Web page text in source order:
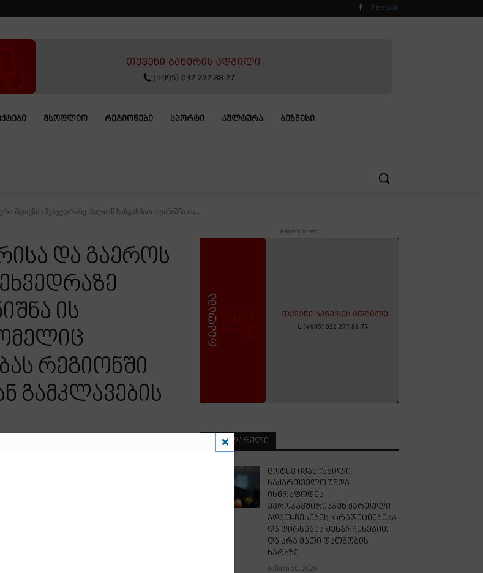
Facebook
ᲛᲡᲝᲤᲚᲘᲝ ᲠᲔᲒᲘᲝᲜᲔᲑᲘ ᲡᲞᲝᲠᲢᲘ ᲙᲣᲚᲢᲣᲠᲐ ᲑᲘᲖᲜᲔᲡᲘ
მდივნის შეხვედრაზე ძალიან ხაზგასმით აღინიშნა ის...
და გაეროს
ის
რეგიონში
გამკლავების
- Advertisment -
ᲞᲝᲞᲣᲚᲐᲠᲣᲚᲘ
ცოტნე ივანიშვილი:
საქართველო უნდა
ისწრაფოდეს
ევროკავშირისკენ ქართული
ადათ-წესების, ტრადიციებისა
და ღირსების შენარჩუნებით
და არა მათი დათმობის
ხარჯზე
ივნისი 30, 2026